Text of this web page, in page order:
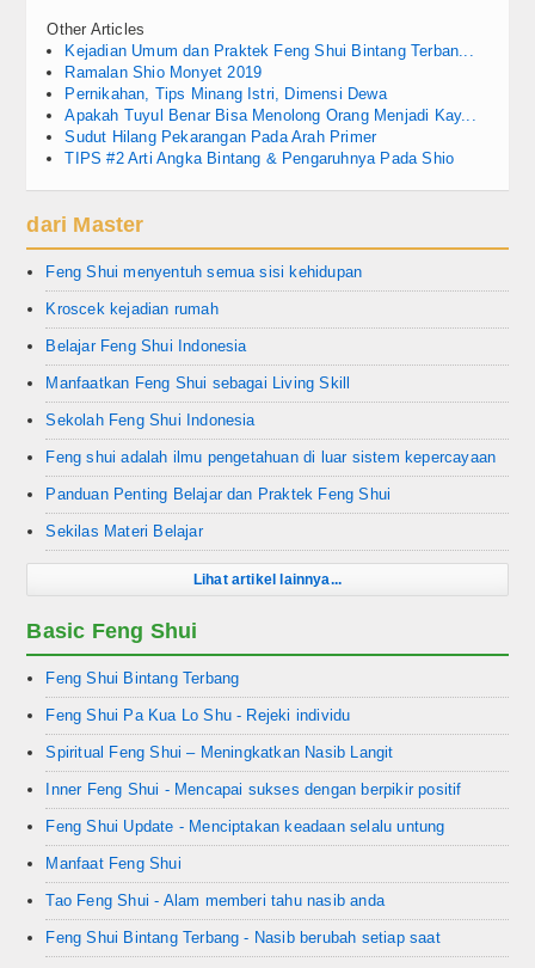
Other Articles
Kejadian Umum dan Praktek Feng Shui Bintang Terban...
Ramalan Shio Monyet 2019
Pernikahan, Tips Minang Istri, Dimensi Dewa
Apakah Tuyul Benar Bisa Menolong Orang Menjadi Kay...
Sudut Hilang Pekarangan Pada Arah Primer
TIPS #2 Arti Angka Bintang & Pengaruhnya Pada Shio
dari Master
Feng Shui menyentuh semua sisi kehidupan
Kroscek kejadian rumah
Belajar Feng Shui Indonesia
Manfaatkan Feng Shui sebagai Living Skill
Sekolah Feng Shui Indonesia
Feng shui adalah ilmu pengetahuan di luar sistem kepercayaan
Panduan Penting Belajar dan Praktek Feng Shui
Sekilas Materi Belajar
Lihat artikel lainnya...
Basic Feng Shui
Feng Shui Bintang Terbang
Feng Shui Pa Kua Lo Shu - Rejeki individu
Spiritual Feng Shui – Meningkatkan Nasib Langit
Inner Feng Shui - Mencapai sukses dengan berpikir positif
Feng Shui Update - Menciptakan keadaan selalu untung
Manfaat Feng Shui
Tao Feng Shui - Alam memberi tahu nasib anda
Feng Shui Bintang Terbang - Nasib berubah setiap saat